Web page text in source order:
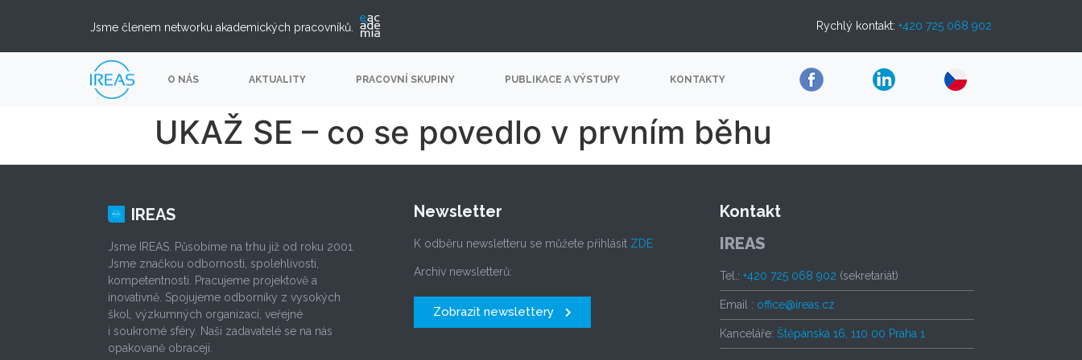
Jsme členem networku akademických pracovníků. Rychlý kontakt: +420 725 068 902
O NÁS AKTUALITY PRACOVNÍ SKUPINY PUBLIKACE A VÝSTUPY KONTAKTY
UKAŽ SE – co se povedlo v prvním běhu
IREAS
Jsme IREAS. Působíme na trhu již od roku 2001.
Jsme značkou odbornosti, spolehlivosti,
kompetentnosti. Pracujeme projektově a
inovativně. Spojujeme odborníky z vysokých
škol, výzkumných organizací, veřejné
i soukromé sféry. Naši zadavatelé se na nás
opakovaně obracejí.
Newsletter
K odběru newsletteru se můžete přihlásit ZDE
Archiv newsletterů:
Zobrazit newslettery
Kontakt
IREAS
Tel.: +420 725 068 902 (sekretariát)
Email : office@ireas.cz
Kanceláře: Štěpánská 16, 110 00 Praha 1